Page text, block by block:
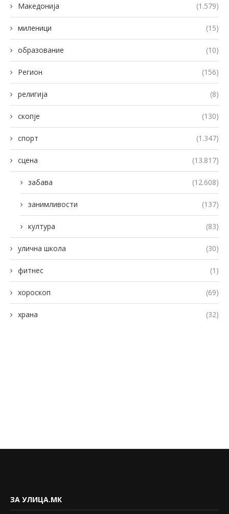
Македонија (1.579)
миленици (15)
образование (10)
Регион (156)
религија (8)
скопје (130)
спорт (1.347)
сцена (13.817)
забава (12.608)
занимливости (137)
култура (83)
улична школа (30)
фитнес (1)
хороскоп (69)
храна (32)
ЗА УЛИЦА.МК